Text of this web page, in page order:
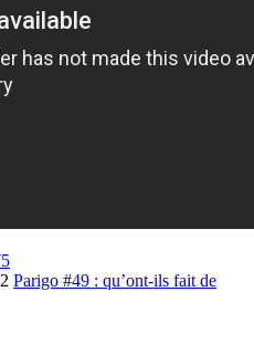
Parigo #49 : qu’ont-ils fait de